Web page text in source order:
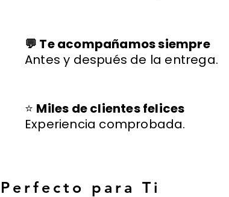
💬 Te acompañamos siempre
Antes y después de la entrega.
⭐ Miles de clientes felices
Experiencia comprobada.
para Ti